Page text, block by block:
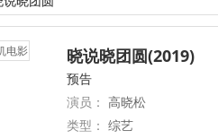
晓说晓团圆(2019)
预告
演员： 高晓松
类型： 综艺